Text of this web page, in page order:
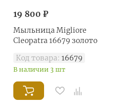
19 800 ₽
Мыльница Migliore
Cleopatra 16679 золото
Код товара: 16679
В наличии 3 шт